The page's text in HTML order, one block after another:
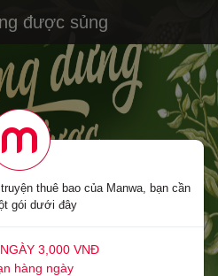
được sủng
thuê bao của Manwa, bạn cần
gói dưới đây
3,000 VNĐ
hàng ngày